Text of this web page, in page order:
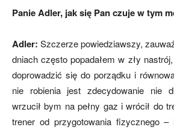
(transfery,
mecze,
Panie Adler, jak się Pan czuje w tym
Adler: Szczerze powiedziawszy,
dniach często popadałem w zły
doprowadzić się do porządku i
nie robienia jest zdecydowanie nie
wrzucił bym na pełny gaz i wrócił do
trener od przygotowania fizycznego –